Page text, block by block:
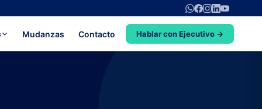
Mudanzas Contacto Hablar con Ejecutivo →